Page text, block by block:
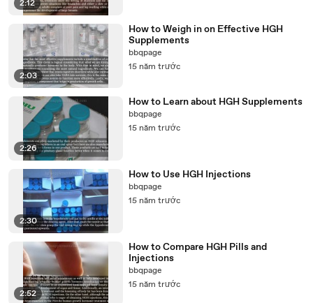
2:12
2:03
How to Weigh in on Effective HGH
Supplements
bbqpage
15 năm trước
2:26
How to Learn about HGH Supplements
bbqpage
15 năm trước
2:30
How to Use HGH Injections
bbqpage
15 năm trước
2:52
How to Compare HGH Pills and
Injections
bbqpage
15 năm trước